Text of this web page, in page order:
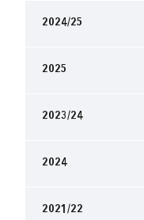
2024/25
2025
2023/24
2024
2021/22